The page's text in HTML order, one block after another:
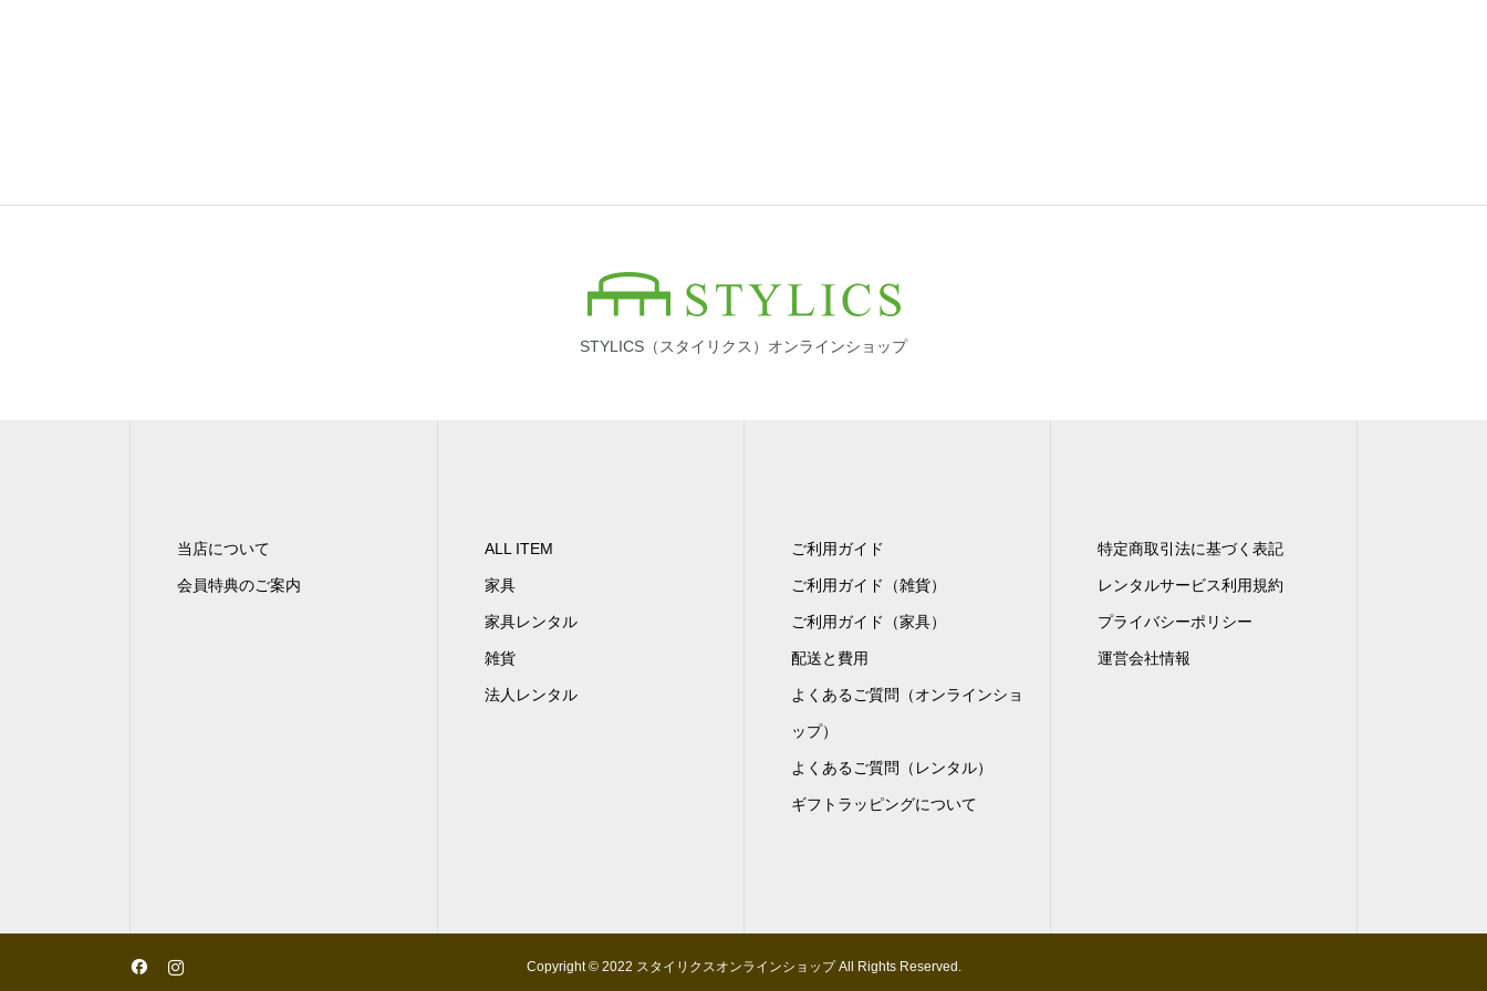
STYLICS（スタイリクス）オンラインショップ
当店について
会員特典のご案内
ALL ITEM
家具
家具レンタル
雑貨
法人レンタル
ご利用ガイド
ご利用ガイド（雑貨）
ご利用ガイド（家具）
配送と費用
よくあるご質問（オンラインショ
ップ）
よくあるご質問（レンタル）
ギフトラッピングについて
特定商取引法に基づく表記
レンタルサービス利用規約
プライバシーポリシー
運営会社情報
Copyright © 2022 スタイリクスオンラインショップ All Rights Reserved.